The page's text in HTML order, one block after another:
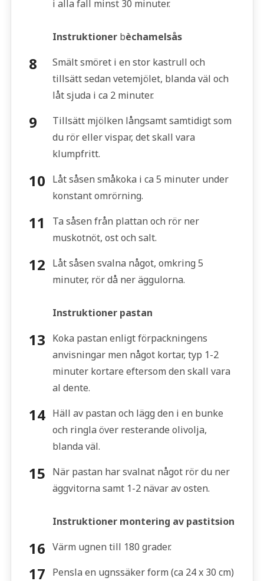
i alla fall minst 30 minuter.
Instruktioner bèchamelsås
Smält smöret i en stor kastrull och
tillsätt sedan vetemjölet, blanda väl och
låt sjuda i ca 2 minuter.
Tillsätt mjölken långsamt samtidigt som
du rör eller vispar, det skall vara
klumpfritt.
Låt såsen småkoka i ca 5 minuter under
konstant omrörning.
Ta såsen från plattan och rör ner
muskotnöt, ost och salt.
Låt såsen svalna något, omkring 5
minuter, rör då ner äggulorna.
Instruktioner pastan
Koka pastan enligt förpackningens
anvisningar men något kortar, typ 1-2
minuter kortare eftersom den skall vara
al dente.
Häll av pastan och lägg den i en bunke
och ringla över resterande olivolja,
blanda väl.
När pastan har svalnat något rör du ner
äggvitorna samt 1-2 nävar av osten.
Instruktioner montering av pastitsion
Värm ugnen till 180 grader.
Pensla en ugnssäker form (ca 24 x 30 cm)